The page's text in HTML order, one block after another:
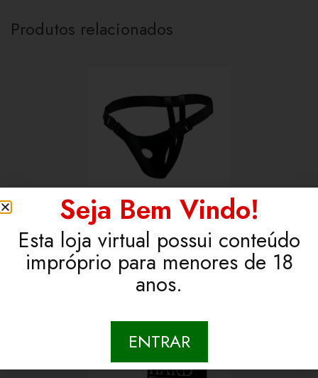
Produtos relacionados
Cinta Peniana Ajustável para Prótese em Couro
Sintético
R$49,99
ADICIONAR AO CARRINHO
Seja Bem Vindo!
Esta loja virtual possui conteúdo
impróprio para menores de 18
anos.
ENTRAR